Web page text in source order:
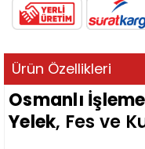
Ürün Özellikleri
Osmanlı
Yelek, Fes ve